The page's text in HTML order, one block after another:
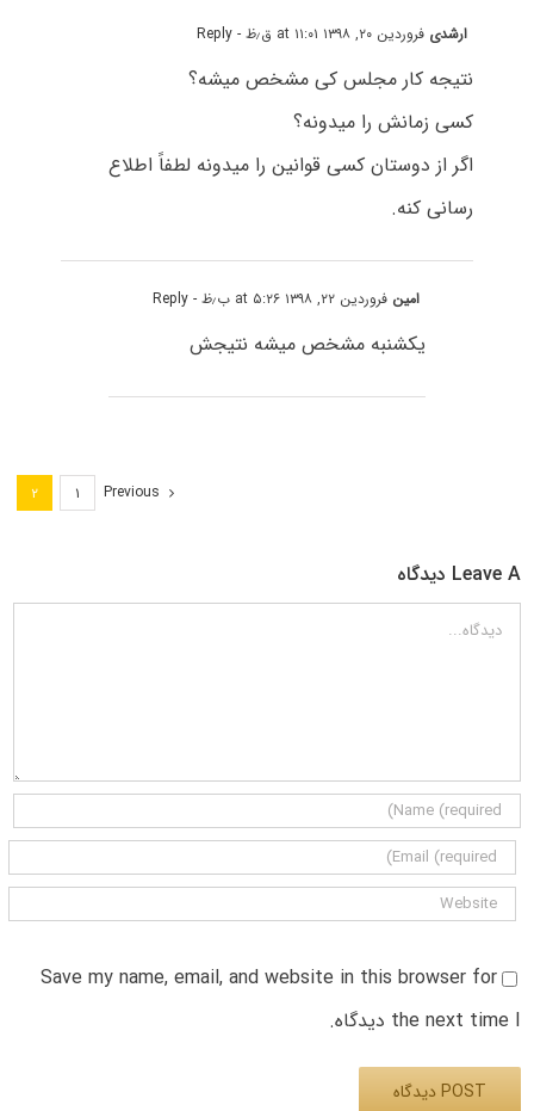
ارشدی فروردین ۲۰, ۱۳۹۸ at ۱۱:۰۱ ق٫ظ - Reply
نتیجه کار مجلس کی مشخص میشه؟
کسی زمانش را میدونه؟
اگر از دوستان کسی قوانین را میدونه لطفاً اطلاع
رسانی کنه.
امین فروردین ۲۲, ۱۳۹۸ at ۵:۲۶ ب٫ظ - Reply
یکشنبه مشخص میشه نتیجش
Previous ۱ ۲
Leave A دیدگاه
دیدگاه
Save my name, email, and website in this browser for
the next time I دیدگاه.